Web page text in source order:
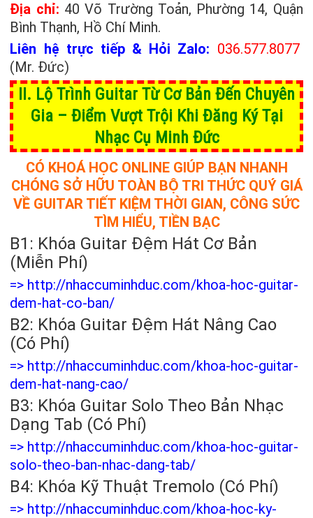
Địa chỉ: 40 Võ Trường Toản, Phường 14, Quận
Bình Thạnh, Hồ Chí Minh.
Liên hệ trực tiếp & Hỏi Zalo: 036.577.8077
(Mr. Đức)
II. Lộ Trình Guitar Từ Cơ Bản Đến Chuyên
Gia – Điểm Vượt Trội Khi Đăng Ký Tại
Nhạc Cụ Minh Đức
CÓ KHOÁ HỌC ONLINE GIÚP BẠN NHANH
CHÓNG SỞ HỮU TOÀN BỘ TRI THỨC QUÝ GIÁ
VỀ GUITAR TIẾT KIỆM THỜI GIAN, CÔNG SỨC
TÌM HIỂU, TIỀN BẠC
B1: Khóa Guitar Đệm Hát Cơ Bản
(Miễn Phí)
=> http://nhaccuminhduc.com/khoa-hoc-guitar-
dem-hat-co-ban/
B2: Khóa Guitar Đệm Hát Nâng Cao
(Có Phí)
=> http://nhaccuminhduc.com/khoa-hoc-guitar-
dem-hat-nang-cao/
B3: Khóa Guitar Solo Theo Bản Nhạc
Dạng Tab (Có Phí)
=> http://nhaccuminhduc.com/khoa-hoc-guitar-
solo-theo-ban-nhac-dang-tab/
B4: Khóa Kỹ Thuật Tremolo (Có Phí)
=> http://nhaccuminhduc.com/khoa-hoc-ky-